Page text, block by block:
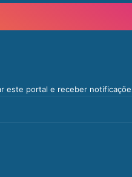
este portal e receber